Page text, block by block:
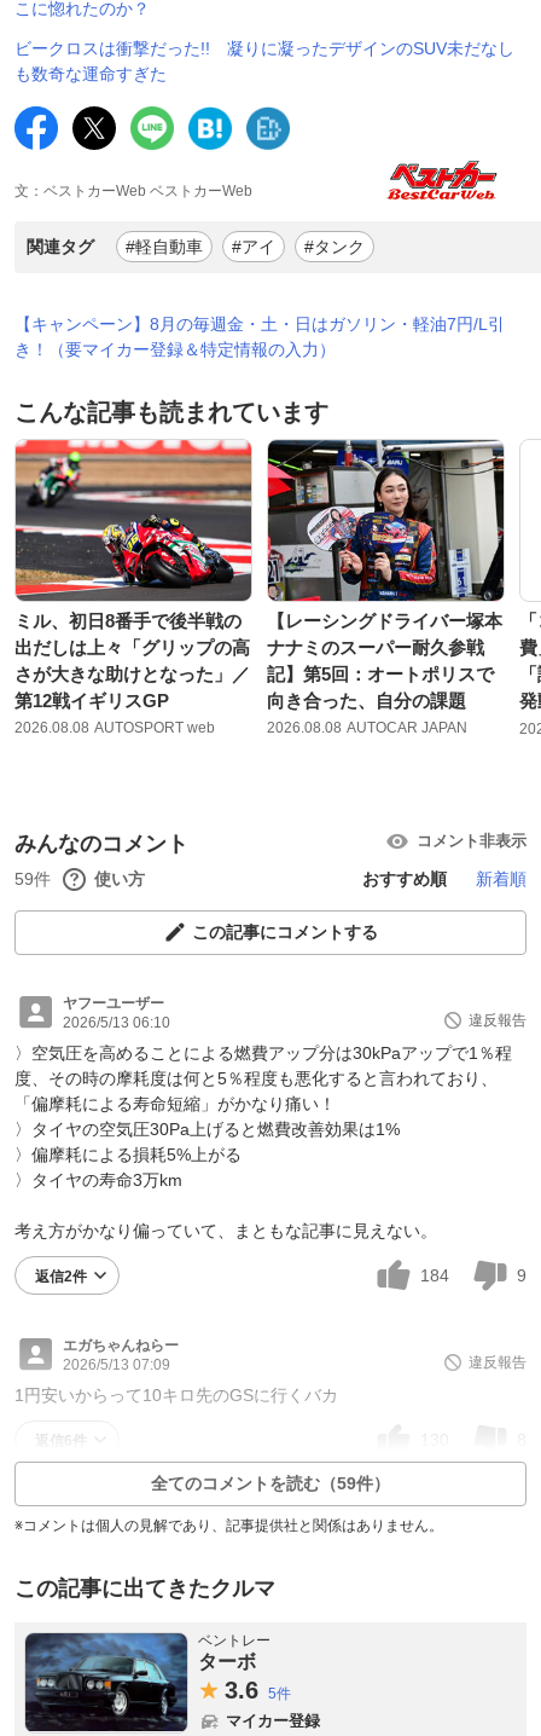
こに惚れたのか？
ビークロスは衝撃だった!! 凝りに凝ったデザインのSUV未だなし
も数奇な運命すぎた
文：ベストカーWeb ベストカーWeb
関連タグ #軽自動車 #アイ #タンク
【キャンペーン】8月の毎週金・土・日はガソリン・軽油7円/L引
き！（要マイカー登録＆特定情報の入力）
こんな記事も読まれています
ミル、初日8番手で後半戦の
出だしは上々「グリップの高
さが大きな助けとなった」／
第12戦イギリスGP
2026.08.08 AUTOSPORT web
【レーシングドライバー塚本
ナナミのスーパー耐久参戦
記】第5回：オートポリスで
向き合った、自分の課題
2026.08.08 AUTOCAR JAPAN
発
みんなのコメント コメント非表示
59件 使い方 おすすめ順 新着順
この記事にコメントする
ヤフーユーザー
2026/5/13 06:10
違反報告
〉空気圧を高めることによる燃費アップ分は30kPaアップで1％程
度、その時の摩耗度は何と5％程度も悪化すると言われており、
「偏摩耗による寿命短縮」がかなり痛い！
〉タイヤの空気圧30Pa上げると燃費改善効果は1%
〉偏摩耗による損耗5%上がる
〉タイヤの寿命3万km
考え方がかなり偏っていて、まともな記事に見えない。
返信2件 184 9
エガちゃんねらー
2026/5/13 07:09
違反報告
1円安いからって10キロ先のGSに行くバカ
返信6件
全てのコメントを読む（59件）
※コメントは個人の見解であり、記事提供社と関係はありません。
この記事に出てきたクルマ
ベントレー
ターボ
3.6 5件
マイカー登録